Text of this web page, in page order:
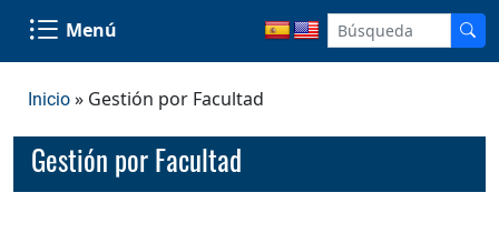
Menú
Inicio » Gestión por Facultad
Gestión por Facultad